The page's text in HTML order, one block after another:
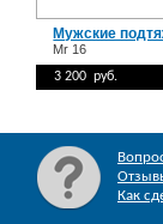
Мужские
Mr 16
3 200 руб.
Как